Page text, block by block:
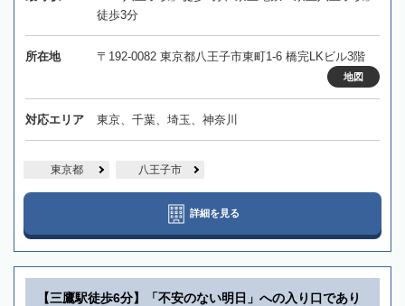
徒歩3分
所在地 〒192-0082 東京都八王子市東町1-6 橋完LKビル3階
地図
対応エリア 東京、千葉、埼玉、神奈川
東京都 八王子市
詳細を見る
【三鷹駅徒歩6分】「不安のない明日」への入り口であり